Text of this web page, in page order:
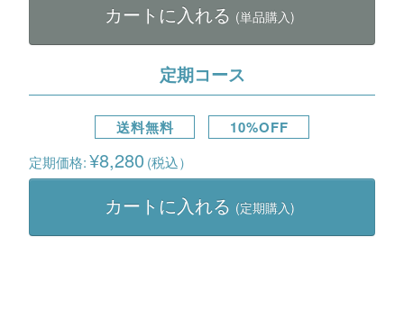
カートに入れる (単品購入)
定期コース
送料無料 10%OFF
定期価格:¥8,280 (税込）
カートに入れる (定期購入)